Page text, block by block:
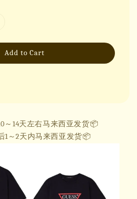
Add to Cart
～14天左右马来西亚发货📦
1～2天内马来西亚发货📦